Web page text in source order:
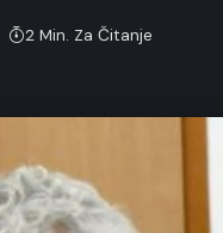
2 Min. Za Čitanje